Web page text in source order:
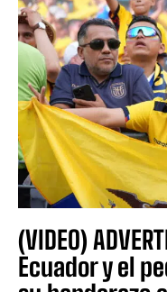
(VIDEO)
Ecuador y el